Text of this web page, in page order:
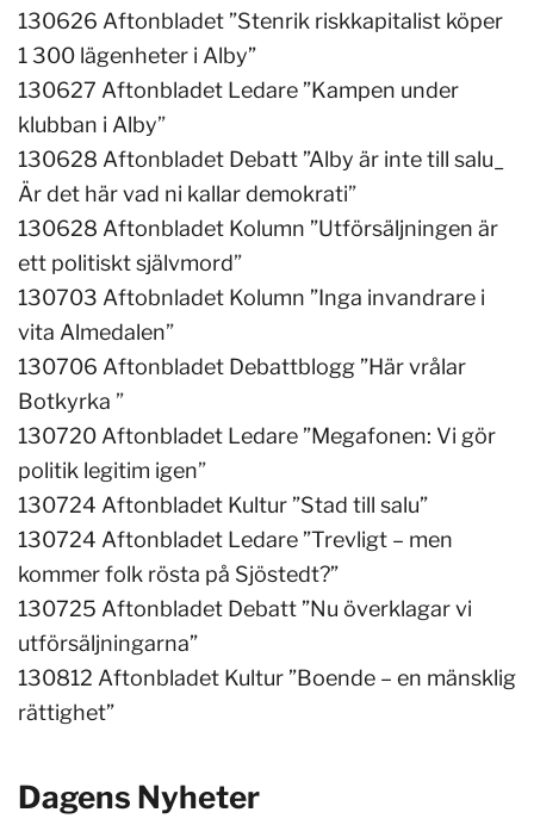
130626 Aftonbladet ”Stenrik riskkapitalist köper
1 300 lägenheter i Alby”
130627 Aftonbladet Ledare ”Kampen under
klubban i Alby”
130628 Aftonbladet Debatt ”Alby är inte till salu_
Är det här vad ni kallar demokrati”
130628 Aftonbladet Kolumn ”Utförsäljningen är
ett politiskt självmord”
130703 Aftobnladet Kolumn ”Inga invandrare i
vita Almedalen”
130706 Aftonbladet Debattblogg ”Här vrålar
Botkyrka ”
130720 Aftonbladet Ledare ”Megafonen: Vi gör
politik legitim igen”
130724 Aftonbladet Kultur ”Stad till salu”
130724 Aftonbladet Ledare ”Trevligt – men
kommer folk rösta på Sjöstedt?”
130725 Aftonbladet Debatt ”Nu överklagar vi
utförsäljningarna”
130812 Aftonbladet Kultur ”Boende – en mänsklig
rättighet”
Dagens Nyheter